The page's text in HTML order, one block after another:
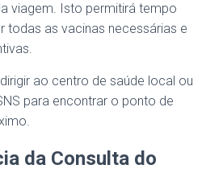
viagem. Isto permitirá tempo
todas as vacinas necessárias e
ao centro de saúde local ou
para encontrar o ponto de
da Consulta do